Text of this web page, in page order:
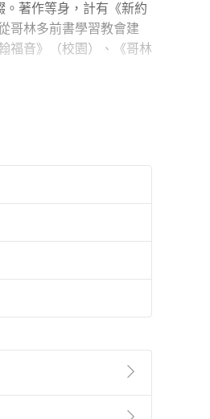
著作等身，計有《新約
哥林多前書學習教會建
福音》（校園）、《哥林
教可以，但何必那樣狂